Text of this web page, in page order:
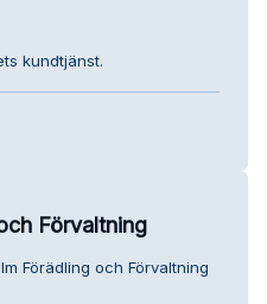
kundtjänst.
Förvaltning
Förädling och Förvaltning